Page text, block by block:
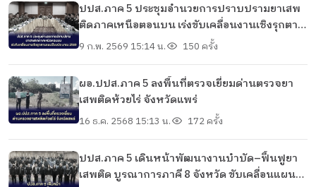
ปปส.ภาค 5 ประชุมอำนวยการปราบปรามยาเสพ
ติดภาคเหนือตอนบน เร่งขับเคลื่อนงานเชิงรุกตาม
แผนปีงบประมาณ 2569
9 ก.พ. 2569 15:14 น. 150 ครั้ง
ผอ.ปปส.ภาค 5 ลงพื้นที่ตรวจเยี่ยมด่านตรวจยา
เสพติดห้วยไร่ จังหวัดแพร่
16 ธ.ค. 2568 15:13 น. 172 ครั้ง
ปปส.ภาค 5 เดินหน้าพัฒนางานบำบัด–ฟื้นฟูยา
เสพติด บูรณาการภาคี 8 จังหวัด ขับเคลื่อนแผนปี